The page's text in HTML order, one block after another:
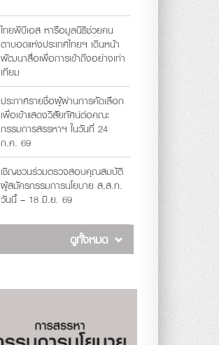
ไทยพีบีเอส หารือมูลนิธิช่วยคน
ตาบอดแห่งประเทศไทยฯ เดินหน้า
พัฒนาสื่อเพื่อการเข้าถึงอย่างเท่า
เทียม
ประกาศรายชื่อผู้ผ่านการคัดเลือก
เพื่อเข้าแสดงวิสัยทัศน์ต่อคณะ
กรรมการสรรหาฯ ในวันที่ 24
ก.ค. 69
เชิญชวนร่วมตรวจสอบคุณสมบัติ
ผู้สมัครกรรมการนโยบาย ส.ส.ท.
วันนี้ – 18 มิ.ย. 69
ดูทั้งหมด